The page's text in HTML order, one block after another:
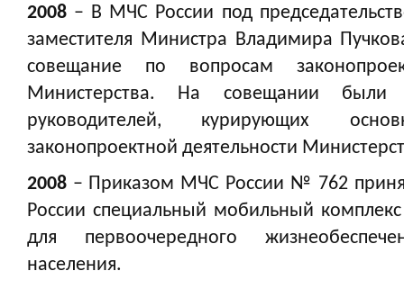
2008 – В МЧС России под
заместителя Министра Владимира
совещание по вопросам
Министерства. На совещании были
руководителей, курирующих
законопроектной деятельности
2008 – Приказом МЧС России № 762
России специальный мобильный комплекс
для первоочередного
населения.